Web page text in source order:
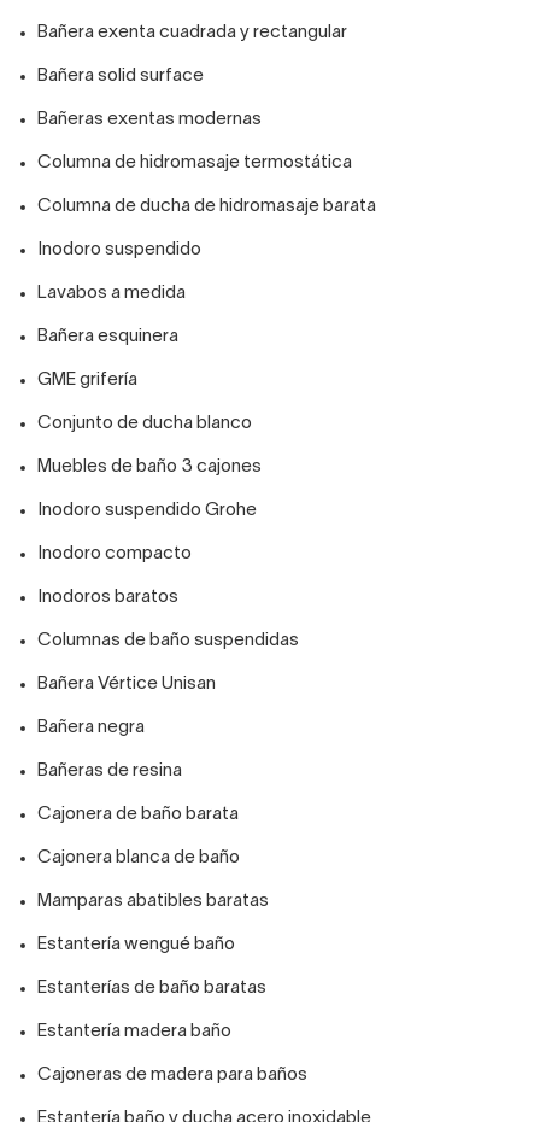
Bañera exenta cuadrada y rectangular
Bañera solid surface
Bañeras exentas modernas
Columna de hidromasaje termostática
Columna de ducha de hidromasaje barata
Inodoro suspendido
Lavabos a medida
Bañera esquinera
GME grifería
Conjunto de ducha blanco
Muebles de baño 3 cajones
Inodoro suspendido Grohe
Inodoro compacto
Inodoros baratos
Columnas de baño suspendidas
Bañera Vértice Unisan
Bañera negra
Bañeras de resina
Cajonera de baño barata
Cajonera blanca de baño
Mamparas abatibles baratas
Estantería wengué baño
Estanterías de baño baratas
Estantería madera baño
Cajoneras de madera para baños